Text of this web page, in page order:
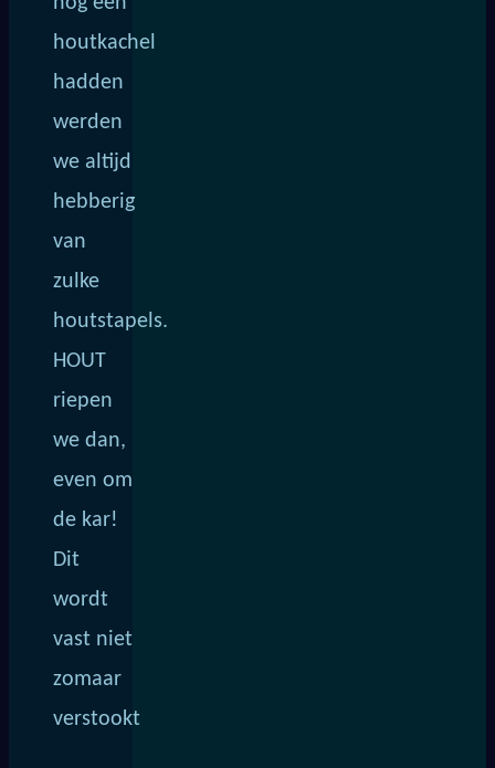
houtkachel
hadden
werden
we altijd
hebberig
van
zulke
houtstapels.
HOUT
riepen
we dan,
even om
de kar!
Dit
wordt
vast niet
zomaar
verstookt